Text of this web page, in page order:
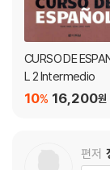
· Temas y
· Vocabulario y
LECCION7 ¿Que
· Temas y
CURSO DE
L 2 Intermedio
16,200원
10%
편저